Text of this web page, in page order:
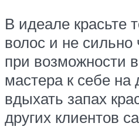
В идеале красьте
волос и не сильно
при возможности
мастера к себе
вдыхать запах
других клиентов